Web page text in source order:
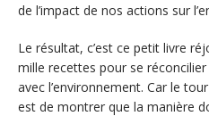
de l’impact de nos actions sur
Le résultat, c’est ce petit livre
mille recettes pour se
avec l’environnement. Car le
est de montrer que la manière